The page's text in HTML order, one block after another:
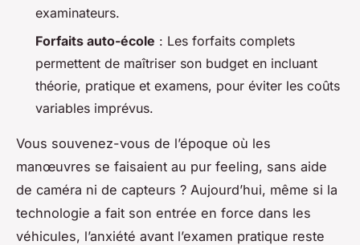
examinateurs.
Forfaits auto-école : Les forfaits complets
permettent de maîtriser son budget en incluant
théorie, pratique et examens, pour éviter les coûts
variables imprévus.
Vous souvenez-vous de l’époque où les
manœuvres se faisaient au pur feeling, sans aide
de caméra ni de capteurs ? Aujourd’hui, même si la
technologie a fait son entrée en force dans les
véhicules, l’anxiété avant l’examen pratique reste